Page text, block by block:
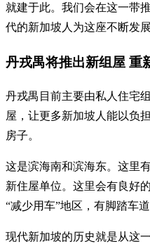
就建于此。我们会在这一带
代的新加坡人为这座不断发
丹戎禺将推出新组屋 重
丹戎禺目前主要由私人住宅
屋，让更多新加坡人能以负
房子。
这是滨海南和滨海东。这里
新住屋单位。这里会有良好
“减少用车”地区，有脚踏车
现代新加坡的历史就是从这